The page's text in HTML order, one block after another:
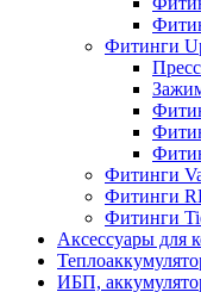
Фитинги
Фитинги
Фитинги
Фитинги
Аксессуары для
ИБП,